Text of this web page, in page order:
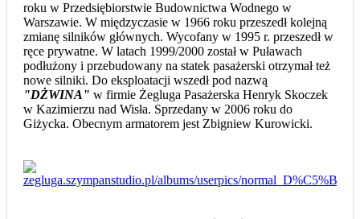
roku w Przedsiębiorstwie Budownictwa Wodnego w
Warszawie. W międzyczasie w 1966 roku przeszedł kolejną
zmianę silników głównych. Wycofany w 1995 r. przeszedł w
ręce prywatne. W latach 1999/2000 został w Puławach
podłużony i przebudowany na statek pasażerski otrzymał też
nowe silniki. Do eksploatacji wszedł pod nazwą
"DŻWINA" w firmie Żegluga Pasażerska Henryk Skoczek
w Kazimierzu nad Wisła. Sprzedany w 2006 roku do
Giżycka. Obecnym armatorem jest Zbigniew Kurowicki.